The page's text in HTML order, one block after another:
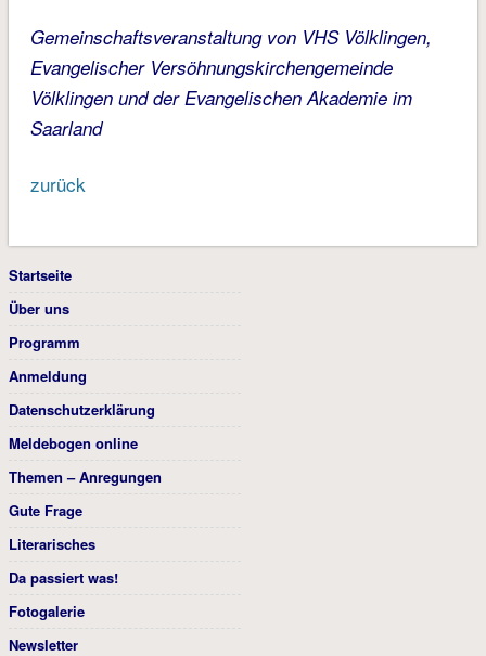
Gemeinschaftsveranstaltung von VHS Völklingen,
Evangelischer Versöhnungskirchengemeinde
Völklingen und der Evangelischen Akademie im
Saarland
zurück
Startseite
Über uns
Programm
Anmeldung
Datenschutzerklärung
Meldebogen online
Themen – Anregungen
Gute Frage
Literarisches
Da passiert was!
Fotogalerie
Newsletter